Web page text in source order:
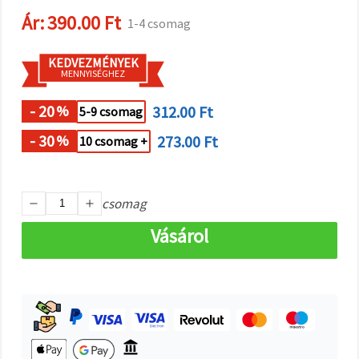
sütit, vagy
megadhatja
preferenciáit
az adott
kiválasztásával
és a
"Mentés"
gombra
Fogadja
el
Ár:390.00 Ft 1-4 csomag
KEDVEZMÉNYEK
MENNYISÉGHEZ
- 20% 5-9 csomag
312.00 Ft
- 30% 10 csomag + 273.00 Ft
csomag
Vásárol